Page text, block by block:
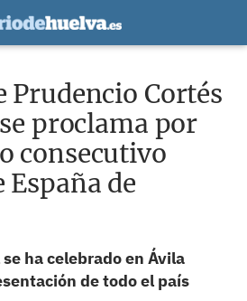
Prudencio Cortés
proclama por
consecutivo
España de
ha celebrado en Ávila
de todo el país